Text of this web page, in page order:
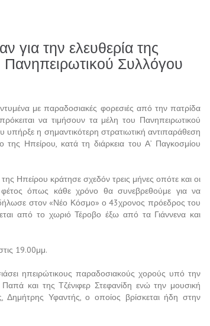
για την ελευθερία της
Πανηπειρωτικού Συλλόγου
με παραδοσιακές φορεσιές από την πατρίδα
να τιμήσουν τα μέλη του Πανηπειρωτικού
η σημαντικότερη στρατιωτική αντιπαράθεση
Ηπείρου, κατά τη διάρκεια του Α’ Παγκοσμίου
Ηπείρου κράτησε σχεδόν τρεις μήνες οπότε και οι
όπως κάθε χρόνο θα συνεβρεθούμε για να
στον «Νέο Κόσμο» ο 43χρονος πρόεδρος του
από το χωριό Τέροβο έξω από τα Γιάννενα και
19.00μμ.
ηπειρώτικους παραδοσιακούς χορούς υπό την
και της Τζένιφερ Στεφανίδη ενώ την μουσική
Δημήτρης Υφαντής, ο οποίος βρίσκεται ήδη στην